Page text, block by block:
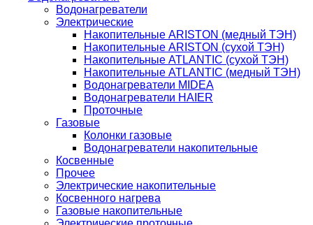
Водонагреватели
Электрические
Накопительные ARISTON (медный ТЭН)
Накопительные ARISTON (сухой ТЭН)
Накопительные ATLANTIC (сухой ТЭН)
Накопительные ATLANTIC (медный ТЭН)
Водонагреватели MIDEA
Водонагреватели HAIER
Проточные
Газовые
Колонки газовые
Водонагреватели накопительные
Косвенные
Прочее
Электрические накопительные
Косвенного нагрева
Газовые накопительные